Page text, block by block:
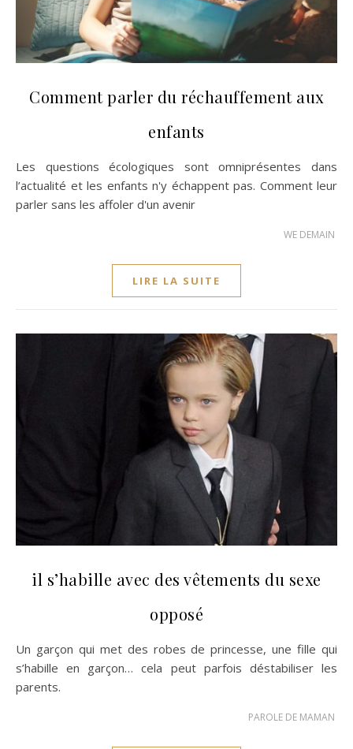
Comment parler du réchauffement aux
enfants
Les questions écologiques sont omniprésentes dans
l’actualité et les enfants n'y échappent pas. Comment leur
parler sans les affoler d'un avenir
WE DEMAIN
LIRE LA SUITE
il s’habille avec des vêtements du sexe
opposé
Un garçon qui met des robes de princesse, une fille qui
s’habille en garçon… cela peut parfois déstabiliser les
parents.
PAROLE DE MAMAN